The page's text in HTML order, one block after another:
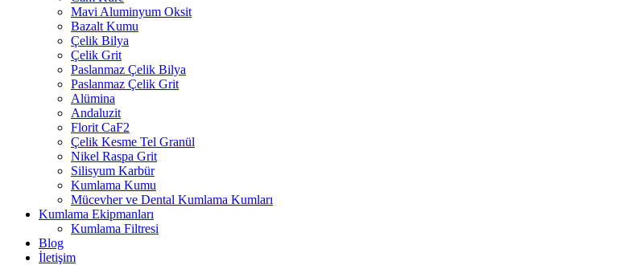
Mavi Aluminyum Oksit
Bazalt Kumu
Çelik Bilya
Çelik Grit
Paslanmaz Çelik Bilya
Paslanmaz Çelik Grit
Alümina
Andaluzit
Florit CaF2
Çelik Kesme Tel Granül
Nikel Raspa Grit
Silisyum Karbür
Kumlama Kumu
Mücevher ve Dental Kumlama Kumları
Kumlama Ekipmanları
Kumlama Filtresi
Blog
İletişim